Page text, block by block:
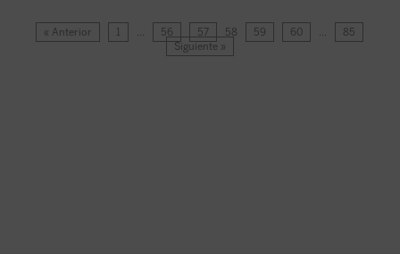
« Anterior 1 … 56 57 58 59 60 …
85
Siguiente »